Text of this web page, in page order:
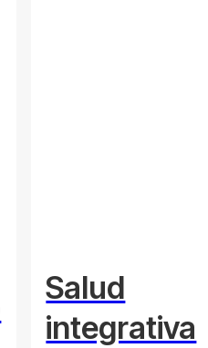
Salud
integrativa